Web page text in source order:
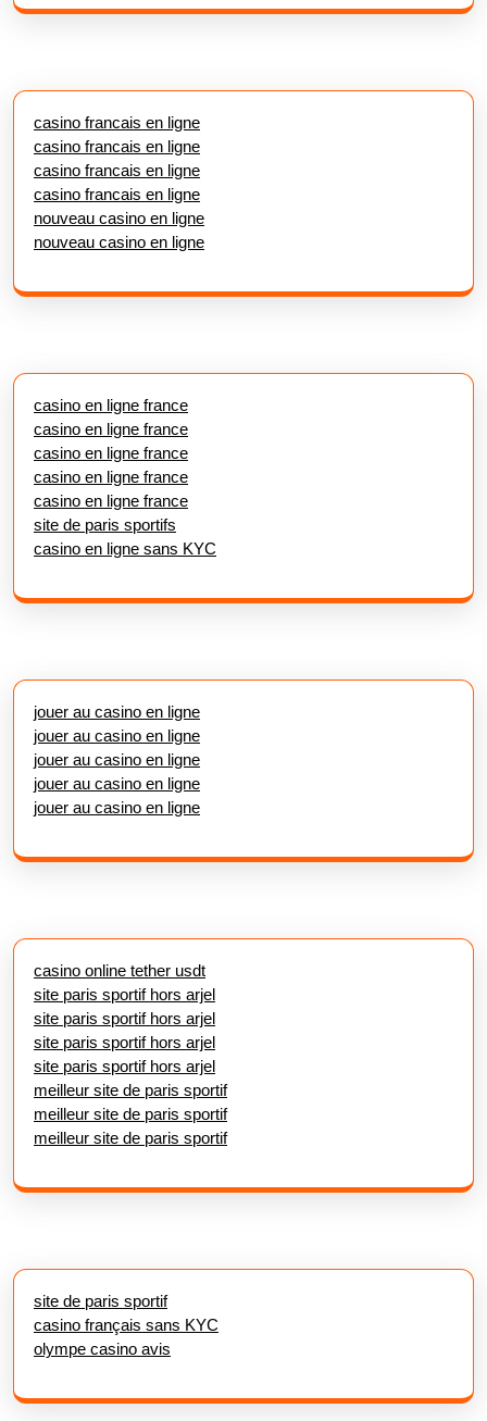
casino francais en ligne
casino francais en ligne
casino francais en ligne
casino francais en ligne
nouveau casino en ligne
nouveau casino en ligne
casino en ligne france
casino en ligne france
casino en ligne france
casino en ligne france
casino en ligne france
site de paris sportifs
casino en ligne sans KYC
jouer au casino en ligne
jouer au casino en ligne
jouer au casino en ligne
jouer au casino en ligne
jouer au casino en ligne
casino online tether usdt
site paris sportif hors arjel
site paris sportif hors arjel
site paris sportif hors arjel
site paris sportif hors arjel
meilleur site de paris sportif
meilleur site de paris sportif
meilleur site de paris sportif
site de paris sportif
casino français sans KYC
olympe casino avis